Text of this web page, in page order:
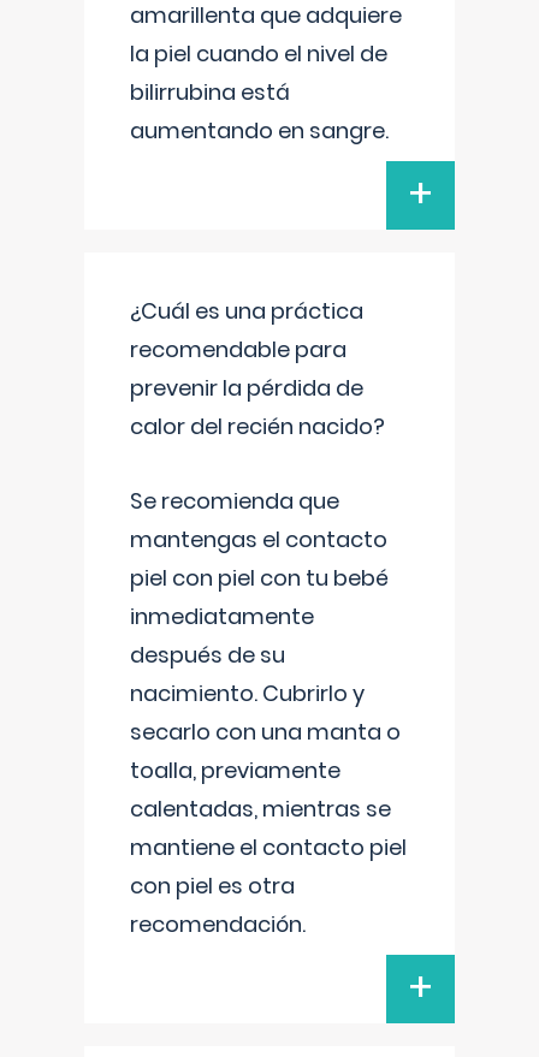
amarillenta que adquiere
la piel cuando el nivel de
bilirrubina está
aumentando en sangre.
+
¿Cuál es una práctica
recomendable para
prevenir la pérdida de
calor del recién nacido?
Se recomienda que
mantengas el contacto
piel con piel con tu bebé
inmediatamente
después de su
nacimiento. Cubrirlo y
secarlo con una manta o
toalla, previamente
calentadas, mientras se
mantiene el contacto piel
con piel es otra
recomendación.
+